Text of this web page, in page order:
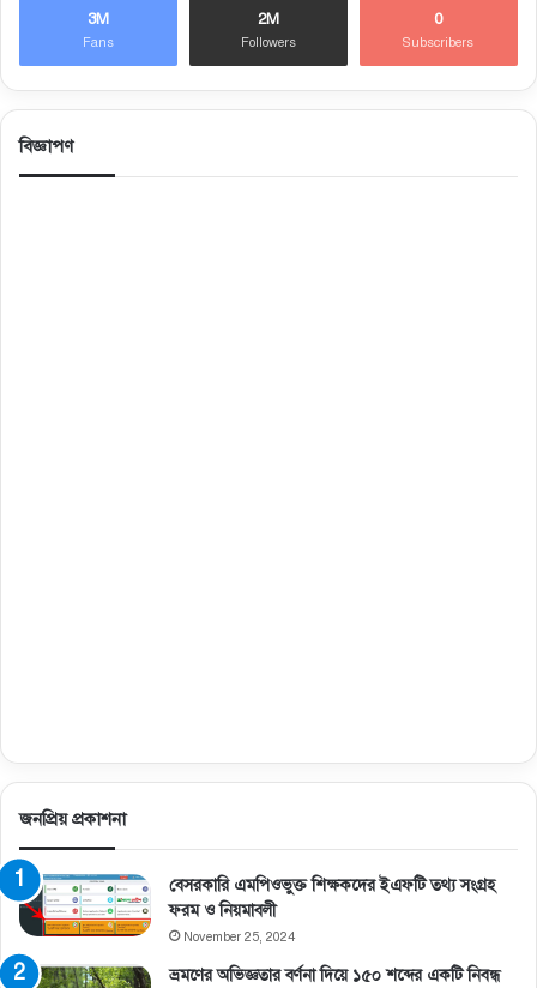
3M
Fans
2M
Followers
0
Subscribers
বিজ্ঞাপণ
জনপ্রিয় প্রকাশনা
বেসরকারি এমপিওভুক্ত শিক্ষকদের ইএফটি তথ্য সংগ্রহ
ফরম ও নিয়মাবলী
November 25, 2024
ভ্রমণের অভিজ্ঞতার বর্ণনা দিয়ে ১৫০ শব্দের একটি নিবন্ধ